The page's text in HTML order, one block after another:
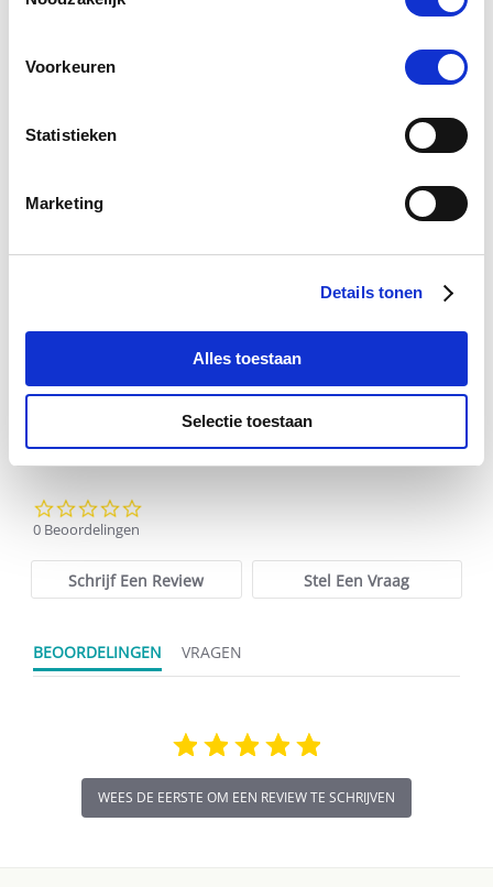
Voorkeuren
Statistieken
Marketing
Details tonen
Alles toestaan
Selectie toestaan
Voeg toe aan winkeltas Voeg
0 Beoordelingen
Schrijf Een Review Stel Een Vraag
BEOORDELINGEN VRAGEN
WEES DE EERSTE OM EEN REVIEW TE SCHRIJVEN